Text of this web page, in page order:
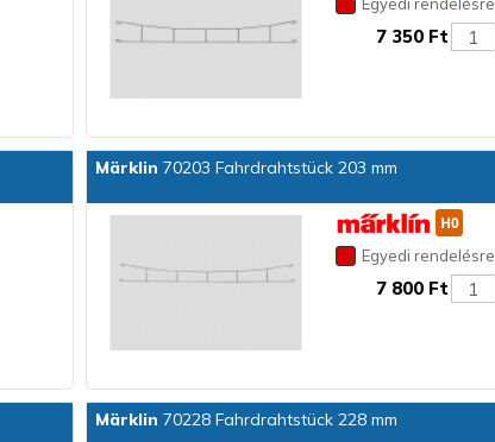
7 350 Ft
Märklin 70203 Fahrdrahtstück 203 mm
Egyedi rendelésre
7 800 Ft
Märklin 70228 Fahrdrahtstück 228 mm